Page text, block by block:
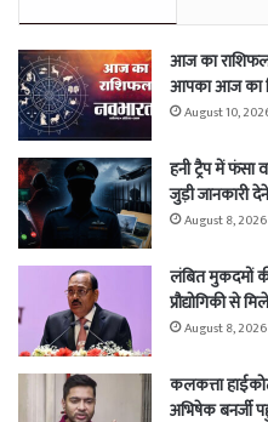
आज का
आपका आज का
August 10,
हनी ट्रैप में फंसा
जुड़ी जानकारी
August 8, 2026
लंबित मुकदमों
प्रौद्योगिकी से
August 8, 2026
कलकत्ता
अभिषेक बनर्जी